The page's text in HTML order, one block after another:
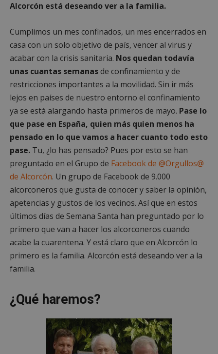
Alcorcón está deseando ver a la familia.
Cumplimos un mes confinados, un mes encerrados en
casa con un solo objetivo de país, vencer al virus y
acabar con la crisis sanitaria. Nos quedan todavía
unas cuantas semanasde confinamiento y de
restricciones importantes a la movilidad. Sin ir más
lejos en países de nuestro entorno el confinamiento
ya se está alargando hasta primeros de mayo. Pase lo
que pase en España, quien más quien menos ha
pensado en lo que vamos a hacer cuanto todo esto
pase. Tu, ¿lo has pensado? Pues por esto se han
preguntado en el Grupo de Facebook de @Orgullos@
de Alcorcón. Un grupo de Facebook de 9.000
alcorconeros que gusta de conocer y saber la opinión,
apetencias y gustos de los vecinos. Así que en estos
últimos días de Semana Santa han preguntado por lo
primero que van a hacer los alcorconeros cuando
acabe la cuarentena. Y está claro que en Alcorcón lo
primero es la familia. Alcorcón está deseando ver a la
familia.
¿Qué haremos?